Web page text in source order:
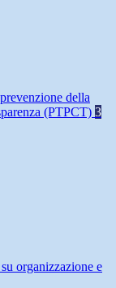
della
(PTPCT) 3
organizzazione e